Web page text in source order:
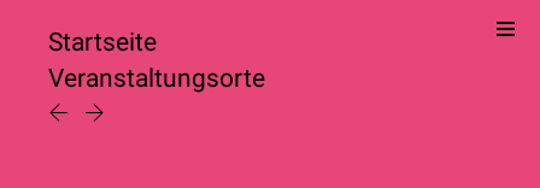
Startseite
Veranstaltungsorte